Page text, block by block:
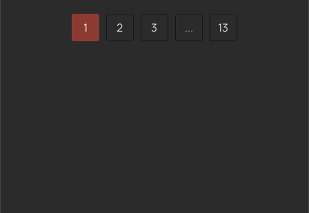
обращались за советом и помощью, но теперь у нее поя
1 2 3 ... 13